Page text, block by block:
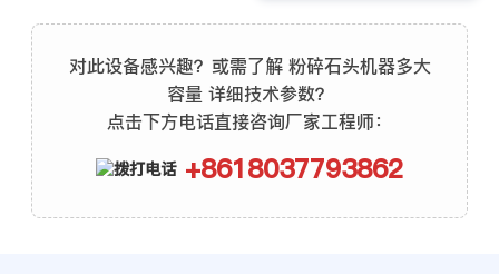
对此设备感兴趣？或需了解 粉碎石头机器多大
容量 详细技术参数？
点击下方电话直接咨询厂家工程师：
+8618037793862